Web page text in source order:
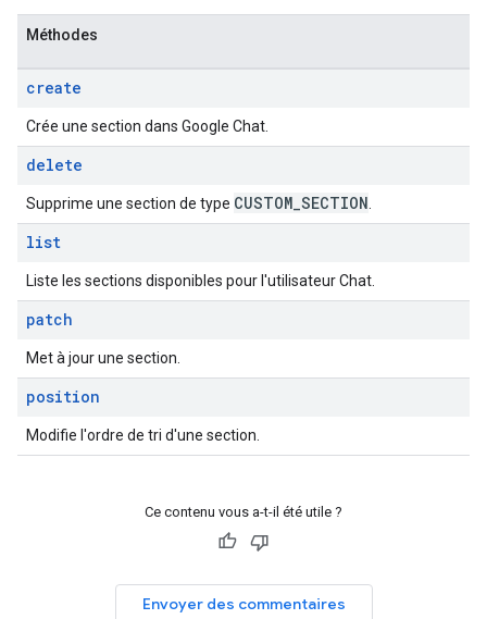
Méthodes
create
Crée une section dans Google Chat.
delete
Supprime une section de type CUSTOM SECTION
list
Liste les sections disponibles pour l'utilisateur Chat.
patch
Met à jour une section.
position
Modifie l'ordre de tri d'une section.
Ce contenu vous a-t-il été utile ?
Envoyer des commentaires